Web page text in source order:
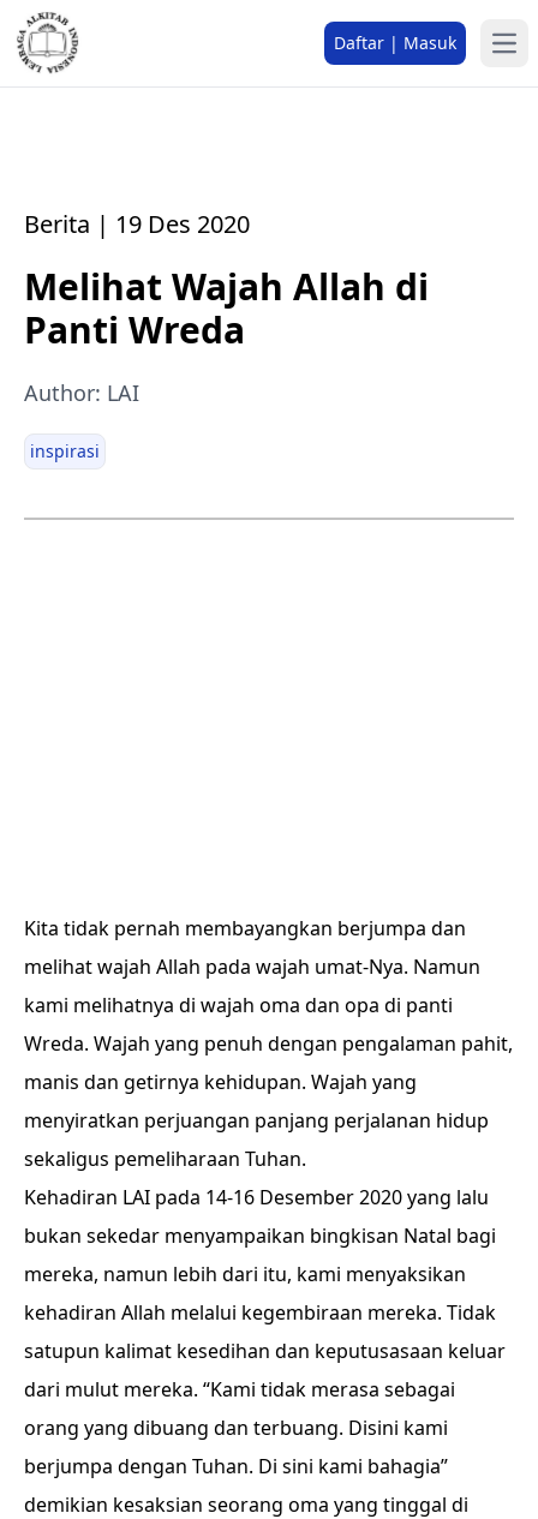
Daftar | Masuk
Berita | 19 Des 2020
Melihat Wajah Allah di
Panti Wreda
Author: LAI
inspirasi
Kita tidak pernah membayangkan berjumpa dan
melihat wajah Allah pada wajah umat-Nya. Namun
kami melihatnya di wajah oma dan opa di panti
Wreda. Wajah yang penuh dengan pengalaman pahit,
manis dan getirnya kehidupan. Wajah yang
menyiratkan perjuangan panjang perjalanan hidup
sekaligus pemeliharaan Tuhan.
Kehadiran LAI pada 14-16 Desember 2020 yang lalu
bukan sekedar menyampaikan bingkisan Natal bagi
mereka, namun lebih dari itu, kami menyaksikan
kehadiran Allah melalui kegembiraan mereka. Tidak
satupun kalimat kesedihan dan keputusasaan keluar
dari mulut mereka. “Kami tidak merasa sebagai
orang yang dibuang dan terbuang. Disini kami
berjumpa dengan Tuhan. Di sini kami bahagia”
demikian kesaksian seorang oma yang tinggal di